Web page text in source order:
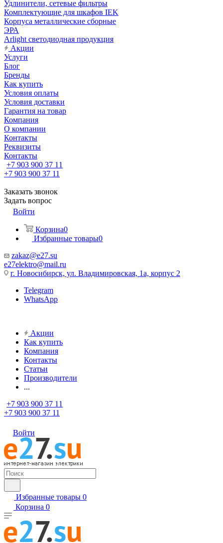
Удлинители, сетевые фильтры
Комплектующие для шкафов IEK
Корпуса металлические сборные
ЭРА
Arlight светодиодная продукция
Акции
Услуги
Блог
Бренды
Как купить
Условия оплаты
Условия доставки
Гарантия на товар
Компания
О компании
Контакты
Реквизиты
Контакты
+7 903 900 37 11
+7 903 900 37 11
Заказать звонок
Задать вопрос
Войти
Корзина0
Избранные товары0
zakaz@e27.su
e27elektro@mail.ru
г. Новосибирск, ул. Владимировская, 1а, корпус 2
Telegram
WhatsApp
Акции
Как купить
Компания
Контакты
Статьи
Производители
...
+7 903 900 37 11
+7 903 900 37 11
Войти
Избранные товары 0
Корзина 0